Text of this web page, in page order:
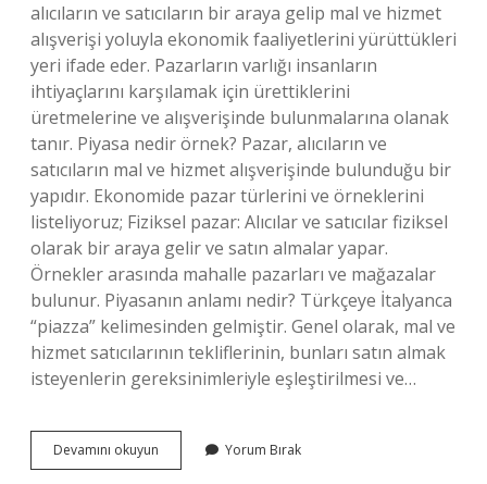
alıcıların ve satıcıların bir araya gelip mal ve hizmet
alışverişi yoluyla ekonomik faaliyetlerini yürüttükleri
yeri ifade eder. Pazarların varlığı insanların
ihtiyaçlarını karşılamak için ürettiklerini
üretmelerine ve alışverişinde bulunmalarına olanak
tanır. Piyasa nedir örnek? Pazar, alıcıların ve
satıcıların mal ve hizmet alışverişinde bulunduğu bir
yapıdır. Ekonomide pazar türlerini ve örneklerini
listeliyoruz; Fiziksel pazar: Alıcılar ve satıcılar fiziksel
olarak bir araya gelir ve satın almalar yapar.
Örnekler arasında mahalle pazarları ve mağazalar
bulunur. Piyasanın anlamı nedir? Türkçeye İtalyanca
“piazza” kelimesinden gelmiştir. Genel olarak, mal ve
hizmet satıcılarının tekliflerinin, bunları satın almak
isteyenlerin gereksinimleriyle eşleştirilmesi ve…
Devamını okuyun Ekonomide
Piyasa
Yorum Bırak